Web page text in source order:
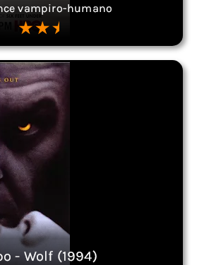
vampiro-humano
- Wolf (1994)